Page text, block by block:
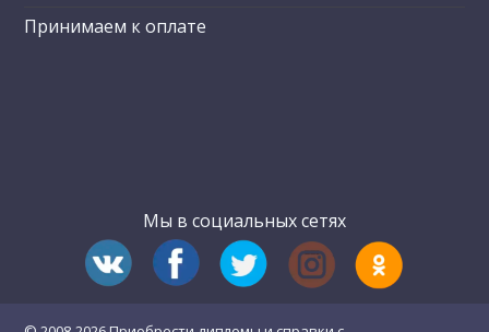
Принимаем к оплате
Мы в социальных сетях